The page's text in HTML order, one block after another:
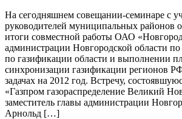
На сегодняшнем совещании-семинаре с
руководителей муниципальных районов
итоги совместной работы ОАО
администрации Новгородской области
по газификации области и выполнении
синхронизации газификации регионов
задачах на 2012 год. Встречу,
«Газпром газораспределение Великий
заместитель главы администрации
Арнольд […]